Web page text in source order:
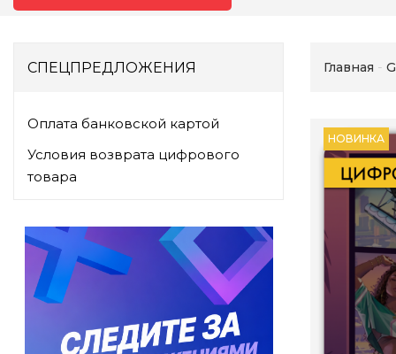
Главная
НОВИНКА
СПЕЦПРЕДЛОЖЕНИЯ
Оплата банковской картой
Условия возврата цифрового
товара